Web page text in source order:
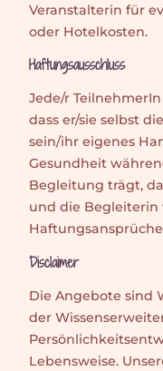
Veranstalterin für
oder Hotelkosten.
​Haftungsausschluss
Jede/r
dass er/sie selbst
sein/ihr eigenes
Gesundheit
Begleitung trägt,
und die Begleiterin
Disclaimer
Die Angebote sind
der
Lebensweise.